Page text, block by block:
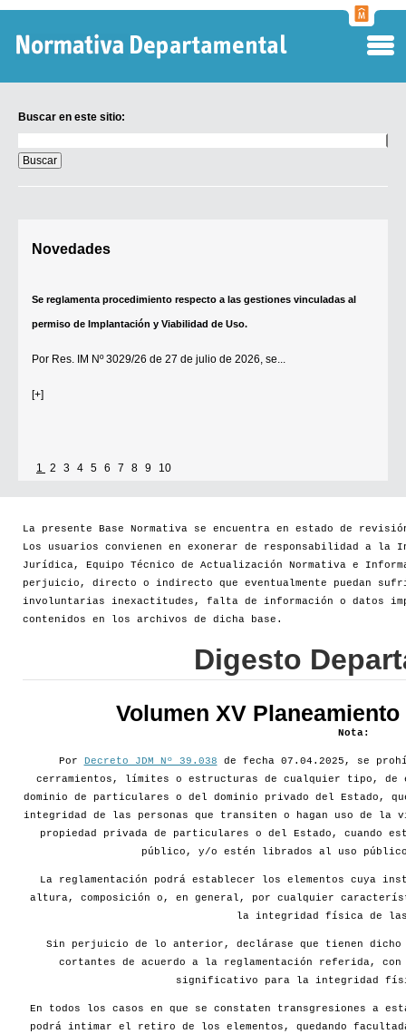
Buscar en este sitio:
en
este
sitio:
Novedades
Se reglamenta procedimiento respecto a las gestiones vinculadas al
permiso de Implantación y Viabilidad de Uso.
Por Res. IM Nº 3029/26 de 27 de julio de 2026, se...
[+]
1 2 3 4 5 6 7 8 9 10
La presente Base Normativa se encuentra en estado de
Los usuarios convienen en exonerar de responsabilidad a la
Jurídica, Equipo Técnico de Actualización Normativa e
perjuicio, directo o indirecto que eventualmente puedan
involuntarias inexactitudes, falta de información o datos
contenidos en los archivos de dicha base.
Digesto
Volumen XV
Nota:
Por Decreto JDM Nº 39.038 de fecha 07.04.2025, se
cerramientos, límites o estructuras de cualquier tipo, de
dominio de particulares o del dominio privado del Estado,
integridad de las personas que transiten o hagan uso de la
propiedad privada de particulares o del Estado, cuando
público, y/o estén librados al uso
La reglamentación podrá establecer los elementos cuya
altura, composición o, en general, por cualquier
la integridad física de las
Sin perjuicio de lo anterior, declárase que tienen dicho
cortantes de acuerdo a la reglamentación referida,
significativo para la integridad
En todos los casos en que se constaten transgresiones a
podrá intimar el retiro de los elementos, quedando